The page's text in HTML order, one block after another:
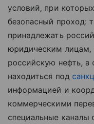
условий, при
безопасный проход:
принадлежать
юридическим лицам,
российскую нефть,
находиться под
информацией и
коммерческими
специальные каналы